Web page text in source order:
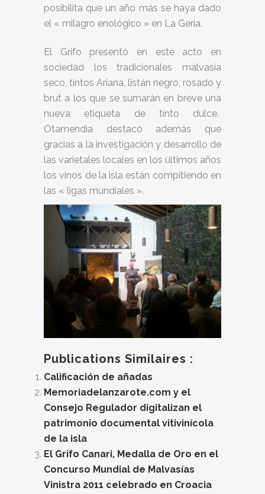
posibilita que un año más se haya dado
el « milagro enológico » en La Geria.
El Grifo presentó en este acto en
sociedad los tradicionales malvasía
seco, tintos Ariana, listán negro, rosado y
brut a los que se sumarán en breve una
nueva etiqueta de tinto dulce.
Otamendia destacó además que
gracias a la investigación y desarrollo de
las varietales locales en los últimos años
los vinos de la isla están compitiendo en
las « ligas mundiales ».
Publications Similaires :
Calificación de añadas
Memoriadelanzarote.com y el
Consejo Regulador digitalizan el
patrimonio documental vitivinícola
de la isla
El Grifo Canari, Medalla de Oro en el
Concurso Mundial de Malvasías
Vinistra 2011 celebrado en Croacia